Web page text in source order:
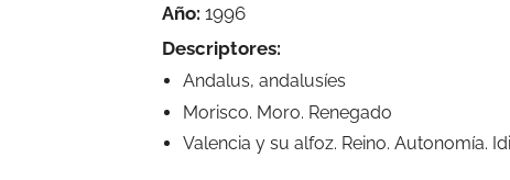
Año: 1996
Descriptores:
Andalus, andalusíes
Morisco. Moro. Renegado
Valencia y su alfoz. Reino. Autonomía.